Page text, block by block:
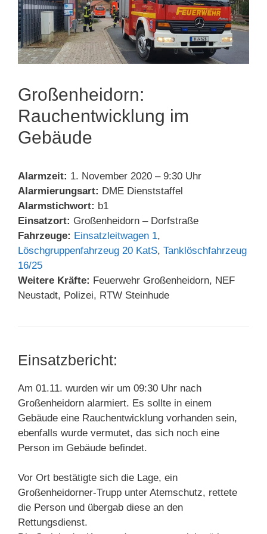
Großenheidorn:
Rauchentwicklung im
Gebäude
Alarmzeit: 1. November 2020 – 9:30 Uhr
Alarmierungsart: DME Dienststaffel
Alarmstichwort: b1
Einsatzort: Großenheidorn – Dorfstraße
Fahrzeuge: Einsatzleitwagen 1,
Löschgruppenfahrzeug 20 KatS, Tanklöschfahrzeug
16/25
Weitere Kräfte: Feuerwehr Großenheidorn, NEF
Neustadt, Polizei, RTW Steinhude
Einsatzbericht:
Am 01.11. wurden wir um 09:30 Uhr nach
Großenheidorn alarmiert. Es sollte in einem
Gebäude eine Rauchentwicklung vorhanden sein,
ebenfalls wurde vermutet, das sich noch eine
Person im Gebäude befindet.
Vor Ort bestätigte sich die Lage, ein
Großenheidorner-Trupp unter Atemschutz, rettete
die Person und übergab diese an den
Rettungsdienst.